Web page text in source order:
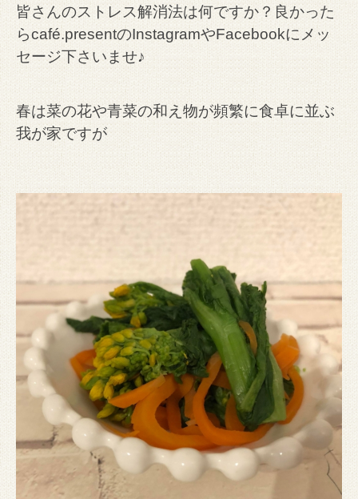
皆さんのストレス解消法は何ですか？良かった
らcafé.presentのInstagramやFacebookにメッ
セージ下さいませ♪
春は菜の花や青菜の和え物が頻繁に食卓に並ぶ
我が家ですが